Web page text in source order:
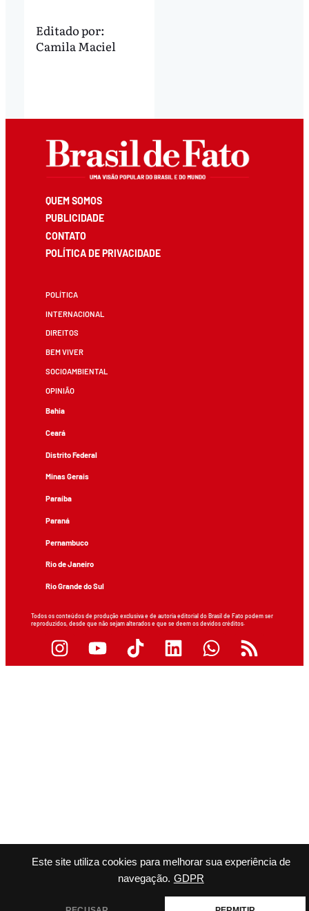
Este site utiliza cookies para melhorar sua experiência de
navegação. GDPR
Editado por:
Camila Maciel
QUEM SOMOS
PUBLICIDADE
CONTATO
POLÍTICA DE PRIVACIDADE
POLÍTICA
INTERNACIONAL
DIREITOS
BEM VIVER
SOCIOAMBIENTAL
OPINIÃO
Bahia
Ceará
Distrito Federal
Minas Gerais
Paraíba
Paraná
Pernambuco
Rio de Janeiro
Rio Grande do Sul
Todos os conteúdos de produção exclusiva e de autoria editorial do Brasil de Fato podem ser
reproduzidos, desde que não sejam alterados e que se deem os devidos créditos.